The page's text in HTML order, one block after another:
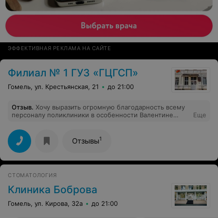
ЭФФЕКТИВНАЯ РЕКЛАМА НА САЙТЕ
Филиал № 1 ГУЗ «ГЦГСП»
Гомель, ул. Крестьянская, 21 до 21:00
Отзыв. Хочу выразить огромную благодарность всему
персоналу поликлиники в особенности Валентине
руки.
Еще
Отзывы1
СТОМАТОЛОГИЯ
Клиника Боброва
Гомель, ул. Кирова, 32а до 21:00